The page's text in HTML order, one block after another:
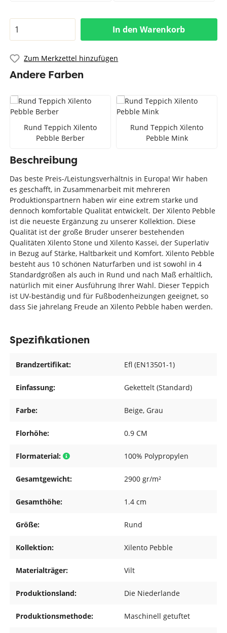
In den Warenkorb
Zum Merkzettel hinzufügen
Andere Farben
Rund Teppich Xilento
Pebble Berber
Rund Teppich Xilento
Pebble Mink
Beschreibung
Das beste Preis-/Leistungsverhältnis in Europa! Wir haben
es geschafft, in Zusammenarbeit mit mehreren
Produktionspartnern haben wir eine extrem starke und
dennoch komfortable Qualität entwickelt. Der Xilento Pebble
ist die neueste Ergänzung zu unserer Kollektion. Diese
Qualität ist der große Bruder unserer bestehenden
Qualitäten Xilento Stone und Xilento Kassei, der Superlativ
in Bezug auf Stärke, Haltbarkeit und Komfort. Xilento Pebble
besteht aus 10 schönen Naturfarben und ist sowohl in 4
Standardgrößen als auch in Rund und nach Maß erhältlich,
natürlich mit einer Ausführung Ihrer Wahl. Dieser Teppich
ist UV-beständig und für Fußbodenheizungen geeignet, so
dass Sie jahrelang Freude an Xilento Pebble haben werden.
Spezifikationen
Brandzertifikat: Efl (EN13501-1)
Einfassung: Gekettelt (Standard)
Farbe: Beige, Grau
Florhöhe: 0.9 CM
Flormaterial: 100% Polypropylen
Gesamtgewicht: 2900 gr/m²
Gesamthöhe: 1.4 cm
Größe: Rund
Kollektion: Xilento Pebble
Materialträger: Vilt
Produktionsland: Die Niederlande
Produktionsmethode: Maschinell getuftet